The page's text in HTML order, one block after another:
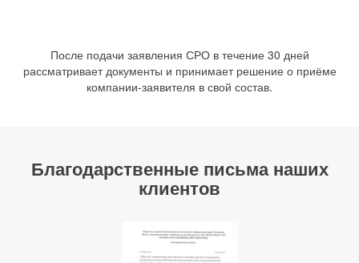
После подачи заявления СРО в течение 30 дней
рассматривает документы и принимает решение о приёме
компании-заявителя в свой состав.
Благодарственные письма наших
клиентов